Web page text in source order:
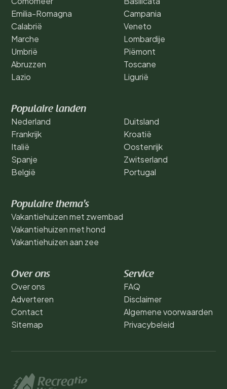
Emilia-Romagna
Calabrië
Marche
Umbrië
Abruzzen
Lazio
Campania
Veneto
Lombardije
Piëmont
Toscane
Ligurië
Populaire landen
Nederland
Frankrijk
Italië
Spanje
België
Duitsland
Kroatië
Oostenrijk
Zwitserland
Portugal
Populaire thema's
Vakantiehuizen met zwembad
Vakantiehuizen met hond
Vakantiehuizen aan zee
Over ons
Over ons
Adverteren
Contact
Sitemap
Service
FAQ
Disclaimer
Algemene voorwaarden
Privacybeleid